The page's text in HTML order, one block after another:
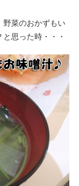
野菜のおかずもい
思った時・・・